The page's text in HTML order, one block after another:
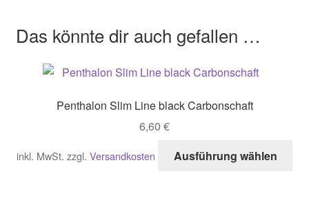
Das könnte dir auch gefallen …
Penthalon Slim Line black Carbonschaft
6,60 €
inkl. MwSt. zzgl. Versandkosten Ausführung wählen